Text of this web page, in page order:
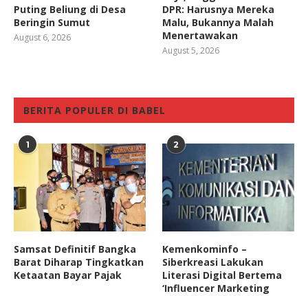
Puting Beliung di Desa
Beringin Sumut
August 6, 2026
DPR: Harusnya Mereka
Malu, Bukannya Malah
Menertawakan
August 5, 2026
BERITA POPULER DI BABEL
1
Samsat Definitif Bangka
Barat Diharap Tingkatkan
Ketaatan Bayar Pajak
2
Kemenkominfo –
Siberkreasi Lakukan
Literasi Digital Bertema
‘Influencer Marketing